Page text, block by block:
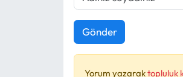
Gönder
Yorum yazaraktopluluk